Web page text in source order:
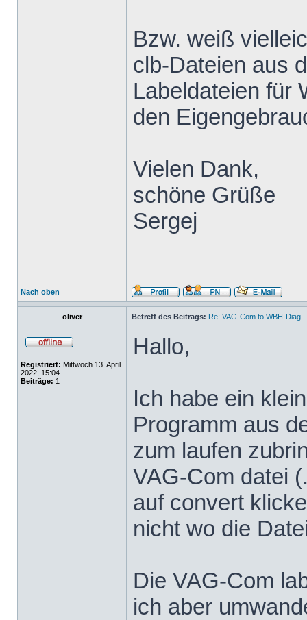
Bzw. weiß
clb-Dateien aus
Labeldateien für
den
Vielen Dank,
schöne Grüße
Sergej
Nach oben
oliver Betreff des Beitrags: Re: VAG-Com to WBH-Diag
Registriert: Mittwoch 13. April
2022, 15:04
Beiträge: 1
Hallo,
Ich habe ein
Programm aus
zum laufen
VAG-Com datei
auf convert
nicht wo die
Die VAG-Com
ich aber